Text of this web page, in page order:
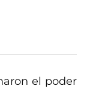
el poder